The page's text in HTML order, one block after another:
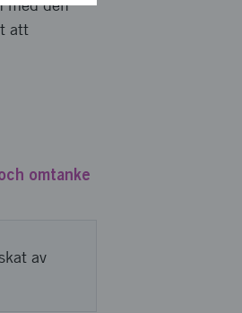
med den
att
omtanke
av